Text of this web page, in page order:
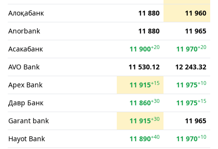
Алоқабанк 11 880
11 960
Anorbank
11 880
11 965
Асакабанк
11 900+20 11 970+20
AVO Bank 11 530.12
12 243.32
Apex Bank
11 915+15 11 975+10
Давр Банк 11 860+30 11 975+15
Garant bank 11 915+30
11 965
Hayot Bank
11 890+40 11 970+10